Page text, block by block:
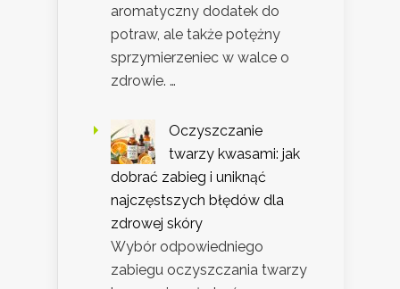
aromatyczny dodatek do
potraw, ale także potężny
sprzymierzeniec w walce o
zdrowie. …
Oczyszczanie
twarzy kwasami: jak
dobrać zabieg i uniknąć
najczęstszych błędów dla
zdrowej skóry
Wybór odpowiedniego
zabiegu oczyszczania twarzy